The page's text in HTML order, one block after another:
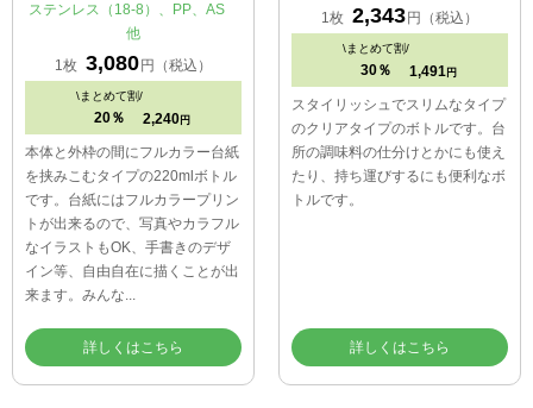
ステンレス（18-8）、PP、AS
他
1枚 3,080 円（税込）
\まとめて割/
20％ 2,240 円
本体と外枠の間にフルカラー台紙
を挟みこむタイプの220mlボトル
です。台紙にはフルカラープリン
トが出来るので、写真やカラフル
なイラストもOK、手書きのデザ
イン等、自由自在に描くことが出
来ます。みんな...
詳しくはこちら
1枚 2,343 円（税込）
\まとめて割/
30％ 1,491 円
スタイリッシュでスリムなタイプ
のクリアタイプのボトルです。台
所の調味料の仕分けとかにも使え
たり、持ち運びするにも便利なボ
トルです。
詳しくはこちら